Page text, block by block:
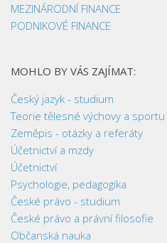
MEZINÁRODNÍ FINANCE
PODNIKOVÉ FINANCE
MOHLO BY VÁS ZAJÍMAT:
Český jazyk - studium
Teorie tělesné výchovy a sportu
Zeměpis - otázky a referáty
Účetnictví a mzdy
Účetnictví
Psychologie, pedagogika
České právo - studium
České právo a právní filosofie
Občanská nauka